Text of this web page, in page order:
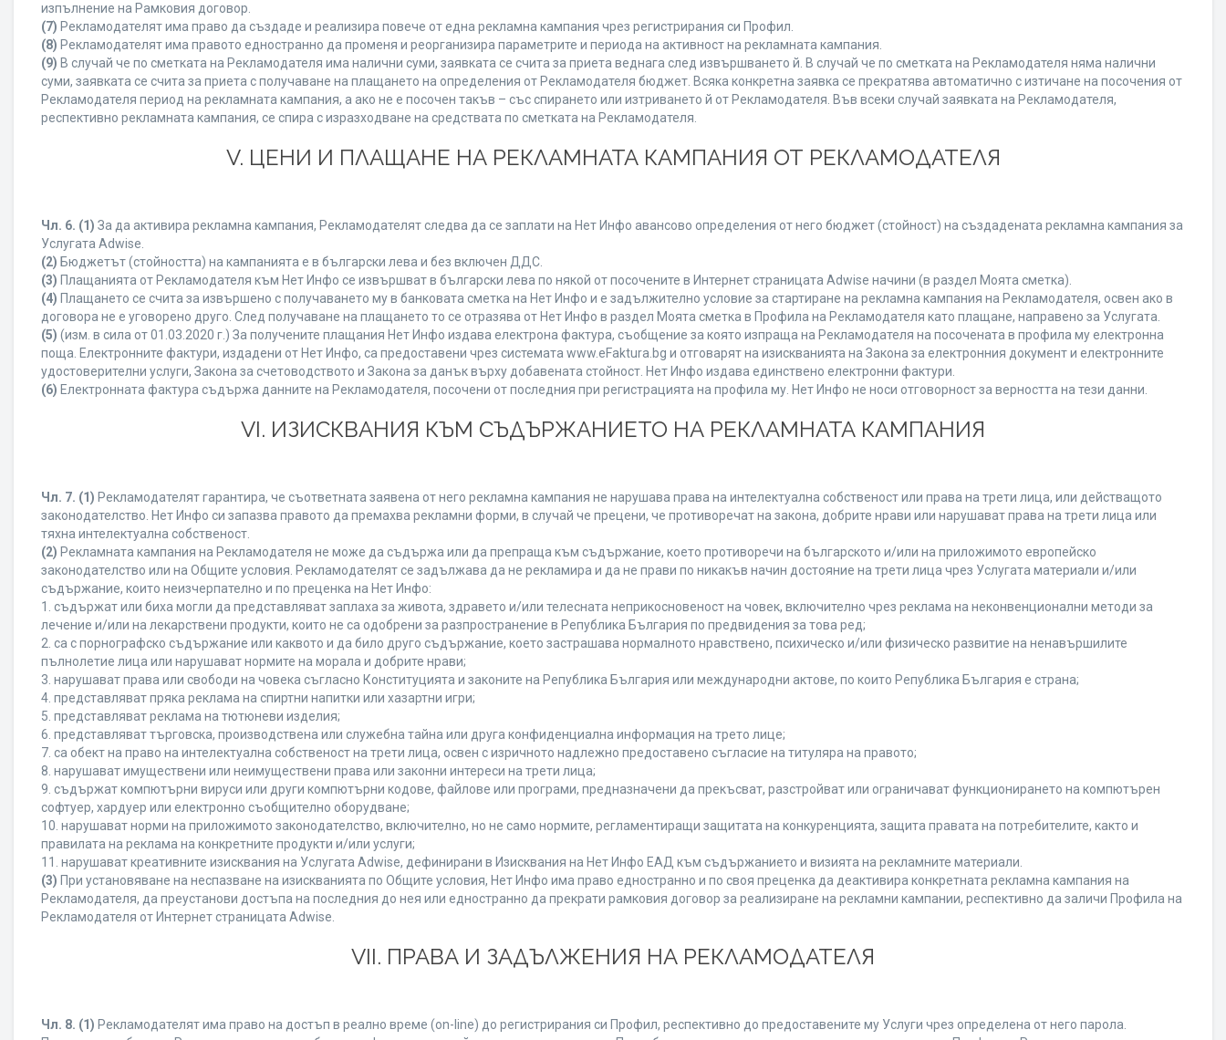
изпълнение на Рамковия договор.
(7) Рекламодателят има право да създаде и реализира повече от една рекламна кампания чрез регистрирания си Профил.
(8) Рекламодателят има правото едностранно да променя и реорганизира параметрите и периода на активност на рекламната кампания.
(9) В случай че по сметката на Рекламодателя има налични суми, заявката се счита за приета веднага след извършването й. В случай че по сметката на Рекламодателя няма налични
суми, заявката се счита за приета с получаване на плащането на определения от Рекламодателя бюджет. Всяка конкретна заявка се прекратява автоматично с изтичане на посочения от
Рекламодателя период на рекламната кампания, а ако не е посочен такъв – със спирането или изтриването й от Рекламодателя. Във всеки случай заявката на Рекламодателя,
респективно рекламната кампания, се спира с изразходване на средствата по сметката на Рекламодателя.
V. ЦЕНИ И ПЛАЩАНЕ НА РЕКЛАМНАТА КАМПАНИЯ ОТ РЕКЛАМОДАТЕЛЯ
Чл. 6. (1) За да активира рекламна кампания, Рекламодателят следва да се заплати на Нет Инфо авансово определения от него бюджет (стойност) на създадената рекламна кампания за
Услугата Adwise.
(2) Бюджетът (стойността) на кампанията е в български лева и без включен ДДС.
(3) Плащанията от Рекламодателя към Нет Инфо се извършват в български лева по някой от посочените в Интернет страницата Adwise начини (в раздел Моята сметка).
(4) Плащането се счита за извършено с получаването му в банковата сметка на Нет Инфо и е задължително условие за стартиране на рекламна кампания на Рекламодателя, освен ако в
договора не е уговорено друго. След получаване на плащането то се отразява от Нет Инфо в раздел Моята сметка в Профила на Рекламодателя като плащане, направено за Услугата.
(5) (изм. в сила от 01.03.2020 г.) За получените плащания Нет Инфо издава електрона фактура, съобщение за която изпраща на Рекламодателя на посочената в профила му електронна
поща. Електронните фактури, издадени от Нет Инфо, са предоставени чрез системата www.eFaktura.bg и отговарят на изискванията на Закона за електронния документ и електронните
удостоверителни услуги, Закона за счетоводството и Закона за данък върху добавената стойност. Нет Инфо издава единствено електронни фактури.
(6) Електронната фактура съдържа данните на Рекламодателя, посочени от последния при регистрацията на профила му. Нет Инфо не носи отговорност за верността на тези данни.
VI. ИЗИСКВАНИЯ КЪМ СЪДЪРЖАНИЕТО НА РЕКЛАМНАТА КАМПАНИЯ
Чл. 7. (1) Рекламодателят гарантира, че съответната заявена от него рекламна кампания не нарушава права на интелектуална собственост или права на трети лица, или действащото
законодателство. Нет Инфо си запазва правото да премахва рекламни форми, в случай че прецени, че противоречат на закона, добрите нрави или нарушават права на трети лица или
тяхна интелектуална собственост.
(2) Рекламната кампания на Рекламодателя не може да съдържа или да препраща към съдържание, което противоречи на българското и/или на приложимото европейско
законодателство или на Общите условия. Рекламодателят се задължава да не рекламира и да не прави по никакъв начин достояние на трети лица чрез Услугата материали и/или
съдържание, които неизчерпателно и по преценка на Нет Инфо:
1. съдържат или биха могли да представляват заплаха за живота, здравето и/или телесната неприкосновеност на човек, включително чрез реклама на неконвенционални методи за
лечение и/или на лекарствени продукти, които не са одобрени за разпространение в Република България по предвидения за това ред;
2. са с порнографско съдържание или каквото и да било друго съдържание, което застрашава нормалното нравствено, психическо и/или физическо развитие на ненавършилите
пълнолетие лица или нарушават нормите на морала и добрите нрави;
3. нарушават права или свободи на човека съгласно Конституцията и законите на Република България или международни актове, по които Република България е страна;
4. представляват пряка реклама на спиртни напитки или хазартни игри;
5. представляват реклама на тютюневи изделия;
6. представляват търговска, производствена или служебна тайна или друга конфиденциална информация на трето лице;
7. са обект на право на интелектуална собственост на трети лица, освен с изричното надлежно предоставено съгласие на титуляра на правото;
8. нарушават имуществени или неимуществени права или законни интереси на трети лица;
9. съдържат компютърни вируси или други компютърни кодове, файлове или програми, предназначени да прекъсват, разстройват или ограничават функционирането на компютърен
софтуер, хардуер или електронно съобщително оборудване;
10. нарушават норми на приложимото законодателство, включително, но не само нормите, регламентиращи защитата на конкуренцията, защита правата на потребителите, както и
правилата на реклама на конкретните продукти и/или услуги;
11. нарушават креативните изисквания на Услугата Adwise, дефинирани в Изисквания на Нет Инфо ЕАД към съдържанието и визията на рекламните материали.
(3) При установяване на неспазване на изискванията по Общите условия, Нет Инфо има право едностранно и по своя преценка да деактивира конкретната рекламна кампания на
Рекламодателя, да преустанови достъпа на последния до нея или едностранно да прекрати рамковия договор за реализиране на рекламни кампании, респективно да заличи Профила на
Рекламодателя от Интернет страницата Adwise.
VII. ПРАВА И ЗАДЪЛЖЕНИЯ НА РЕКЛАМОДАТЕЛЯ
Чл. 8. (1) Рекламодателят има право на достъп в реално време (on-line) до регистрирания си Профил, респективно до предоставените му Услуги чрез определена от него парола.